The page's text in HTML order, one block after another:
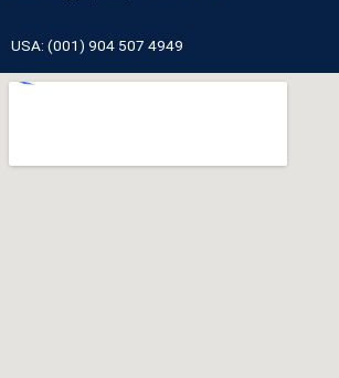
USA: (001) 904 507 4949